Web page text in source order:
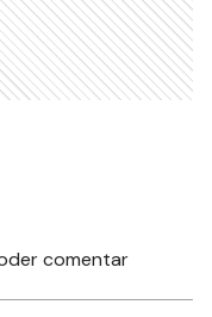
comentar